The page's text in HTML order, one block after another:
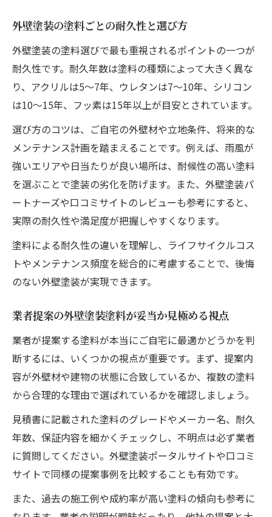
外壁塗装の塗料ごとの耐久性と選び方
外壁塗装の塗料選びで最も重視されるポイントの一つが
耐久性です。耐久年数は塗料の種類によって大きく異な
り、アクリルは5〜7年、ウレタンは7〜10年、シリコン
は10〜15年、フッ素は15年以上が目安とされています。
選び方のコツは、ご自宅の外壁材や立地条件、将来的な
メンテナンス計画を踏まえることです。例えば、雨風が
強いエリアや日当たりが良い場所は、耐候性の高い塗料
を選ぶことで塗装の劣化を防げます。また、外壁塗装パ
ートナーズや口コミサイトのレビューも参考にすると、
実際の耐久性や満足度が把握しやすくなります。
塗料による耐久性の違いを理解し、ライフサイクルコス
トやメンテナンス頻度を総合的に考慮することで、後悔
のない外壁塗装が実現できます。
業者提案の外壁塗装塗料が妥当か見極める視点
業者が提案する塗料が本当にご自宅に最適かどうかを判
断するには、いくつかの視点が重要です。まず、提案内
容が外壁材や建物の状態に合致しているか、複数の塗料
から合理的な理由で選ばれているかを確認しましょう。
見積書に記載された塗料のグレードやメーカー名、耐久
年数、保証内容を細かくチェックし、不明点は必ず業者
に質問してください。外壁塗装ポータルサイトや口コミ
サイトで同様の提案事例を比較することも有効です。
また、過去の施工例や成約率が高い塗料の傾向も参考に